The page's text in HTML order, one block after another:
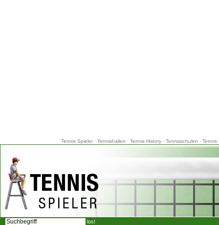
Tennis Spieler· Tennishallen · Tennis History· Tennisschulen · Tennis
los!